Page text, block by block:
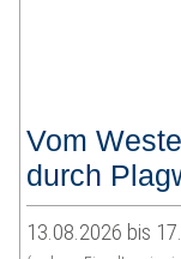
Vom
durch
13.08.2026 bis